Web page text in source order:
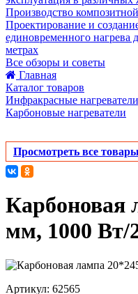
Производство
Проектирование и
единовременного нагрева
метрах
Все обзоры и советы
Главная
Каталог товаров
Инфракрасные
Карбоновые нагреватели
Просмотреть все
Карбоновая
мм, 1000 Вт/
Артикул: 62565